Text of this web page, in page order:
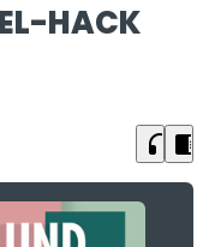
HACK
headphones chrome_reader_mode